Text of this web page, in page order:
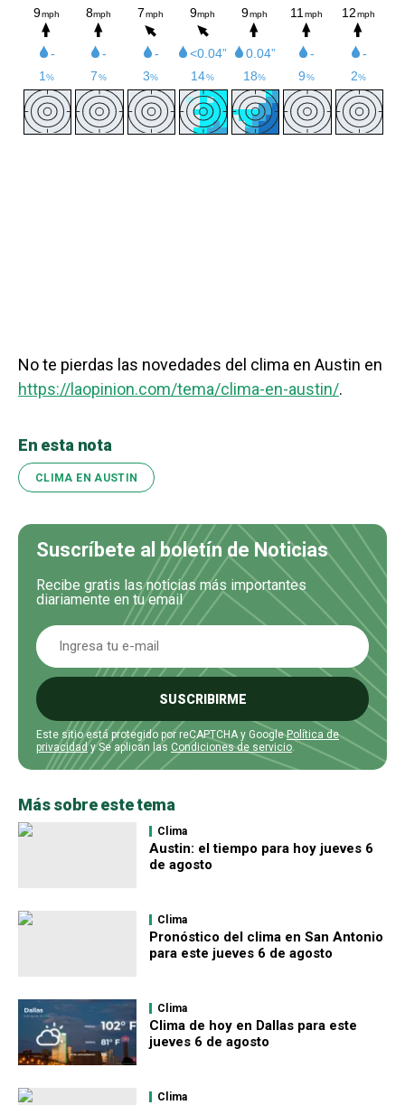
No te pierdas las novedades del clima en Austin en
https://laopinion.com/tema/clima-en-austin/.
En esta nota
CLIMA EN AUSTIN
Suscríbete al boletín de Noticias
Recibe gratis las noticias más importantes
diariamente en tu email
SUSCRIBIRME
Este sitio está protegido por reCAPTCHA y GooglePolítica de
privacidady Se aplican las Condiciones de servicio.
Más sobre este tema
Clima
Austin: el tiempo para hoy jueves 6
de agosto
Clima
Pronóstico del clima en San Antonio
para este jueves 6 de agosto
Clima
Clima de hoy en Dallas para este
jueves 6 de agosto
Clima